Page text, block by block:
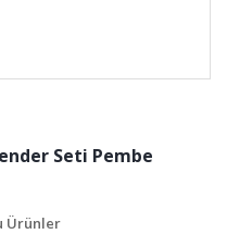
Seti Pembe
Ürünler